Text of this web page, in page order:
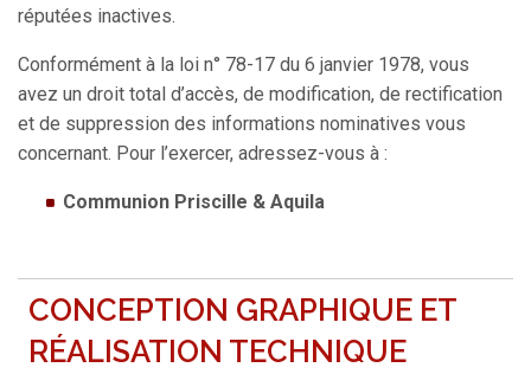
réputées inactives.
Conformément à la loi n° 78-17 du 6 janvier 1978, vous
avez un droit total d’accès, de modification, de rectification
et de suppression des informations nominatives vous
concernant. Pour l’exercer, adressez-vous à :
Communion Priscille & Aquila
CONCEPTION GRAPHIQUE ET
RÉALISATION TECHNIQUE